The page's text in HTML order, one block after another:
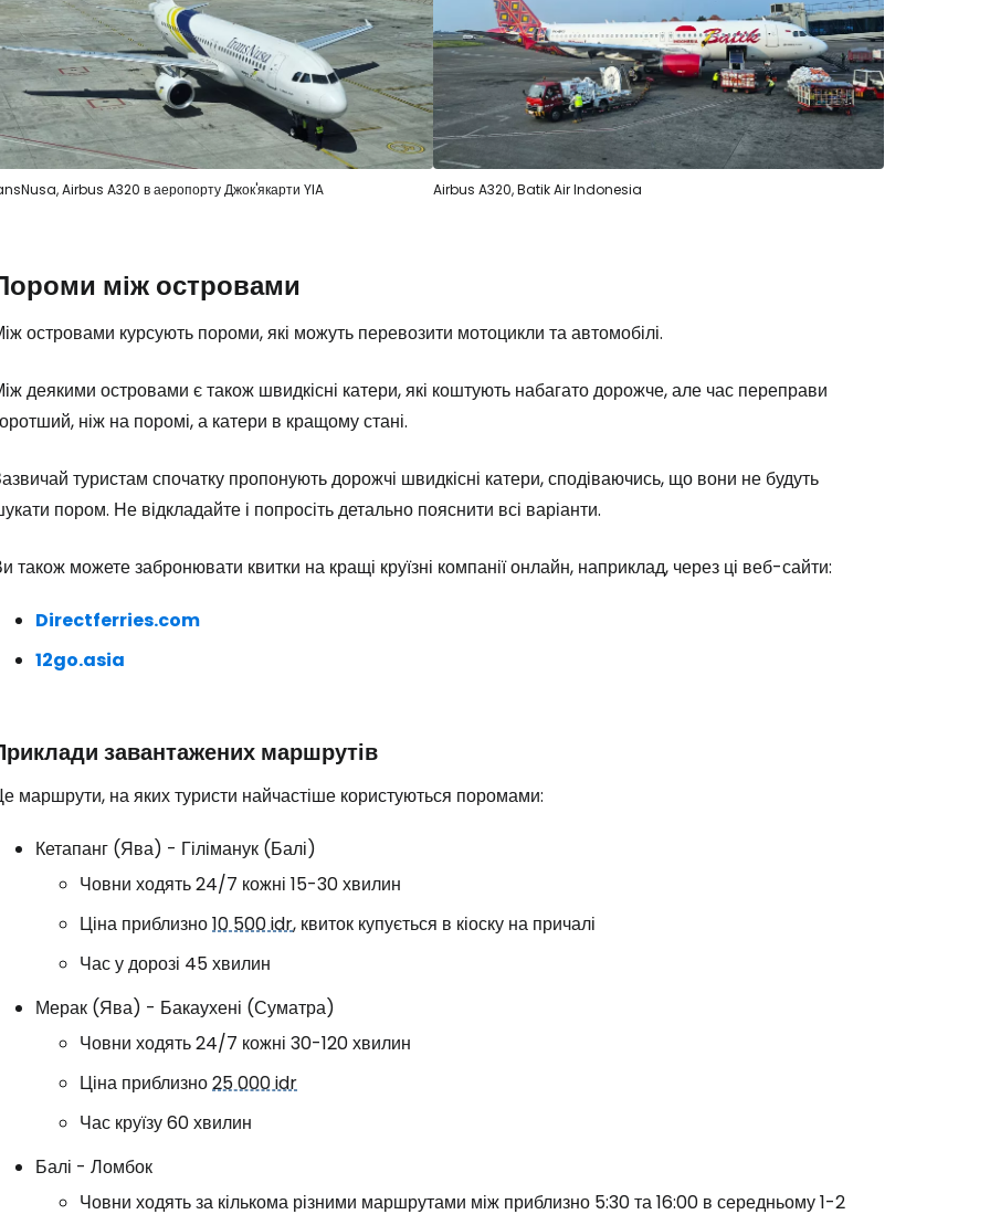
Airbus A320 в аеропорту Джок'якарти YIA Airbus A320, Batik Air Indonesia
між островами
островами курсують пороми, які можуть перевозити мотоцикли та автомобілі.
деякими островами є також швидкісні катери, які коштують набагато дорожче, але час переправи
ніж на поромі, а катери в кращому стані.
туристам спочатку пропонують дорожчі швидкісні катери, сподіваючись, що вони не будуть
пором. Не відкладайте і попросіть детально пояснити всі варіанти.
також можете забронювати квитки на кращі круїзні компанії онлайн, наприклад, через ці веб-сайти:
Directferries.com
12go.asia
завантажених маршрутів
маршрути, на яких туристи найчастіше користуються поромами:
Кетапанг (Ява) - Гіліманук (Балі)
Човни ходять 24/7 кожні 15-30 хвилин
Ціна приблизно10 500 idr, квиток купується в кіоску на причалі
Час у дорозі 45 хвилин
Мерак (Ява) - Бакаухені (Суматра)
Човни ходять 24/7 кожні 30-120 хвилин
Ціна приблизно25 000 idr
Час круїзу 60 хвилин
Балі - Ломбок
Човни ходять за кількома різними маршрутами між приблизно 5:30 та 16:00 в середньому 1-2